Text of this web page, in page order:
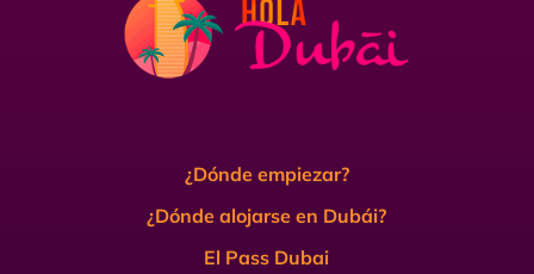
¿Dónde empiezar?
¿Dónde alojarse en Dubái?
El Pass Dubai